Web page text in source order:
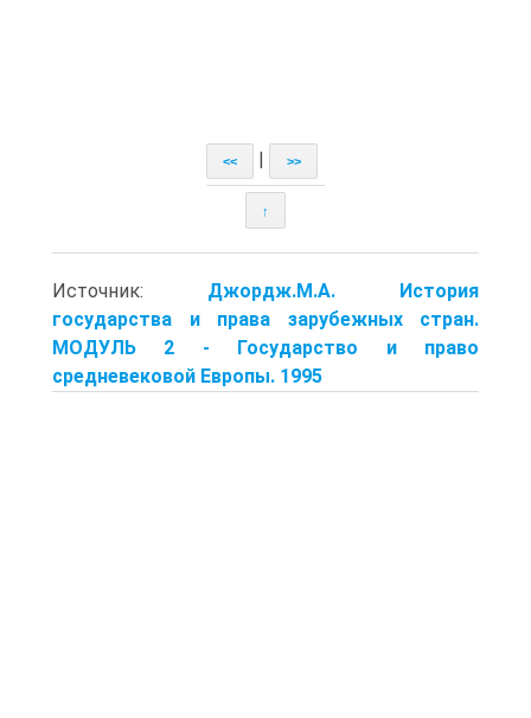
<< >>
↑
Источник: Джордж.М.А. История
государства и права зарубежных стран.
МОДУЛЬ 2 - Государство и право
средневековой Европы. 1995